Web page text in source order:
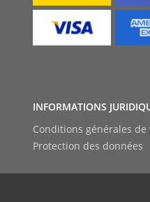
Protection des données
Conditions générales de
INFORMATIONS